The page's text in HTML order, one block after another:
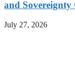
and Sovereignty
July 27, 2026